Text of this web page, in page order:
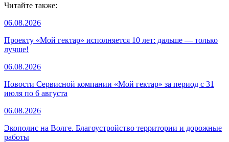
Читайте также:
06.08.2026
Проекту «Мой гектар» исполняется 10 лет: дальше — только
лучше!
06.08.2026
Новости Сервисной компании «Мой гектар» за период с 31
июля по 6 августа
06.08.2026
Экополис на Волге. Благоустройство территории и дорожные
работы